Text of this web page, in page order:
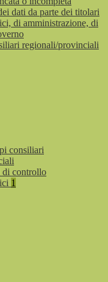
dati da parte dei titolari
di amministrazione, di
regionali/provinciali
consiliari
di controllo
1